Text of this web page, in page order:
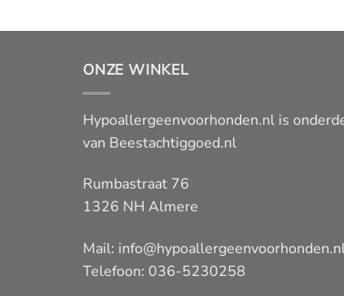
ONZE WINKEL
Hypoallergeenvoorhonden.nl is
van Beestachtiggoed.nl
Rumbastraat 76
1326 NH Almere
Mail:
Telefoon: 036-5230258